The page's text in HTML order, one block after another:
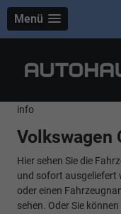
Menü
info
Volkswagen
Hier sehen Sie die
und sofort ausgeliefert
oder einen
sehen. Oder Sie